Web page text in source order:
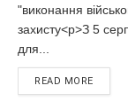
"виконання
захисту<p>З 5
для...
READ MORE